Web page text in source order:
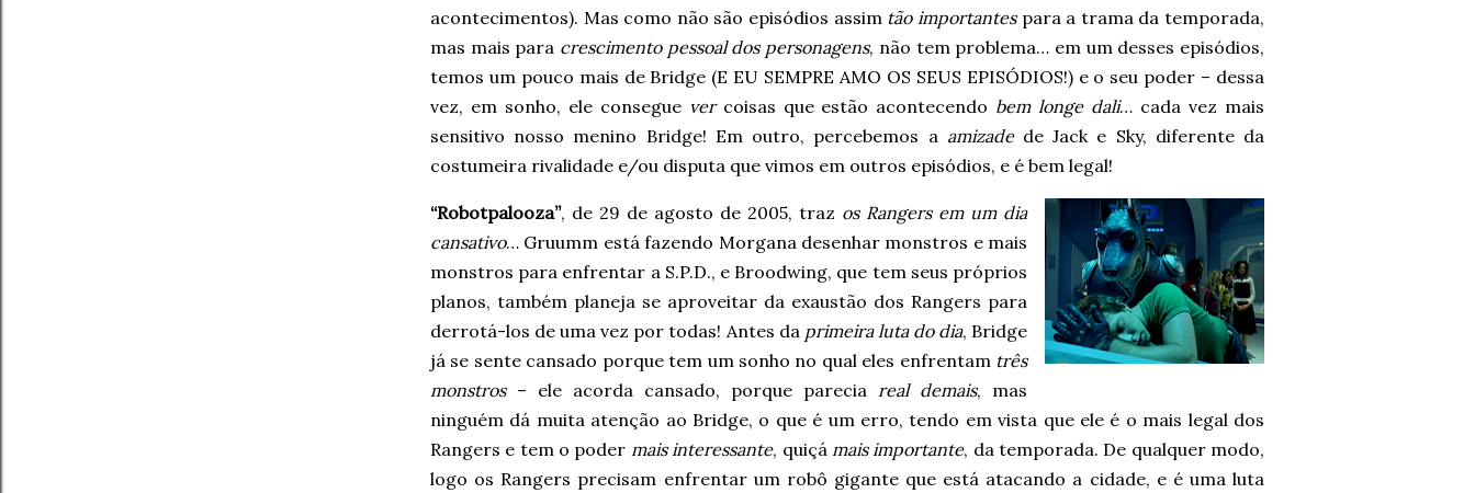
acontecimentos). Mas como não são episódios assim tão importantespara a trama da temporada,
mas mais para crescimento pessoal dos personagens, não tem problema… em um desses episódios,
temos um pouco mais de Bridge (E EU SEMPRE AMO OS SEUS EPISÓDIOS!) e o seu poder – dessa
vez, em sonho, ele consegue vercoisas que estão acontecendo bem longe dali… cada vez mais
sensitivo nosso menino Bridge! Em outro, percebemos a amizadede Jack e Sky, diferente da
costumeira rivalidade e/ou disputa que vimos em outros episódios, e é bem legal!
“Robotpalooza”, de 29 de agosto de 2005, traz os Rangers em um dia
cansativo… Gruumm está fazendo Morgana desenhar monstros e mais
monstros para enfrentar a S.P.D., e Broodwing, que tem seus próprios
planos, também planeja se aproveitar da exaustão dos Rangers para
derrotá-los de uma vez por todas! Antes da primeira luta do dia, Bridge
já se sente cansado porque tem um sonho no qual eles enfrentam três
monstros– ele acorda cansado, porque parecia real demais, mas
ninguém dá muita atenção ao Bridge, o que é um erro, tendo em vista que ele é o mais legal dos
Rangers e tem o poder mais interessante, quiçá mais importante, da temporada. De qualquer modo,
logo os Rangers precisam enfrentar um robô gigante que está atacando a cidade, e é uma luta